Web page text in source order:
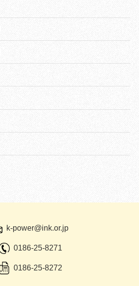
k-power@ink.or.jp
0186-25-8271
0186-25-8272